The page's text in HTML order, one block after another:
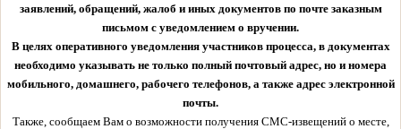
заявлений, обращений, жалоб и иных документов по почте заказным
письмом с уведомлением о вручении.
В целях оперативного уведомления участников процесса, в документах
необходимо указывать не только полный почтовый адрес, но и номера
мобильного, домашнего, рабочего телефонов, а также адрес электронной
почты.
Также, сообщаем Вам о возможности получения СМС-извещений о месте,